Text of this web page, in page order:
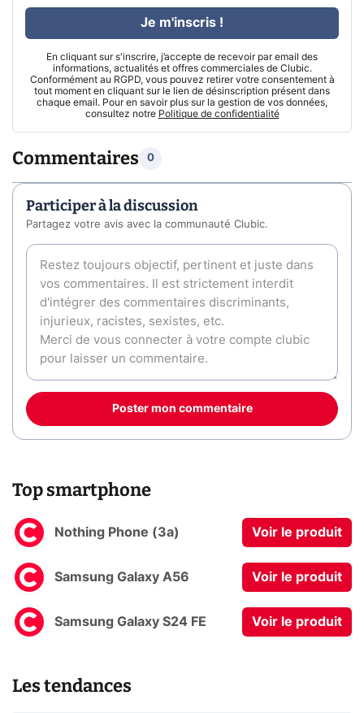
En cliquant sur s'inscrire, j’accepte de recevoir par email des
informations, actualités et offres commerciales de Clubic.
Conformément au RGPD, vous pouvez retirer votre consentement à
tout moment en cliquant sur le lien de désinscription présent dans
chaque email. Pour en savoir plus sur la gestion de vos données,
consultez notre Politique de confidentialité
Je m'inscris !
Commentaires 0
Participer à la discussion
Partagez votre avis avec la communauté Clubic.
Poster mon commentaire
Top smartphone
Nothing Phone (3a) Voir le produit
Samsung Galaxy A56 Voir le produit
Samsung Galaxy S24 FE Voir le produit
Les tendances